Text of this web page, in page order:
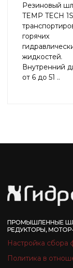
Резиновый
TEMP TECH
горячих
жидкостей.
Внутренний
от 6 до 51 ..
ПРОМЫШЛЕННЫЕ
РЕДУКТОРЫ,
Настройка сбора
Политика в